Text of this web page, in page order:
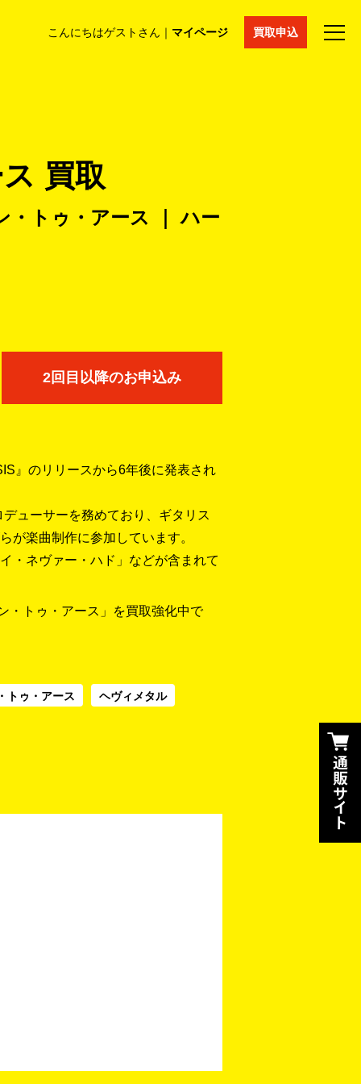
こんにちはゲストさん｜ マイページ 買取申込
コラム マイページ 採用情報 通販サイト
買取
・トゥ・アース ｜ ハー
2回目以降のお申込み
』のリリースから6年後に発表され
ューサーを務めており、ギタリス
が楽曲制作に参加しています。
・ネヴァー・ハド」などが含まれて
・トゥ・アース」を買取強化中で
トゥ・アース ヘヴィメタル